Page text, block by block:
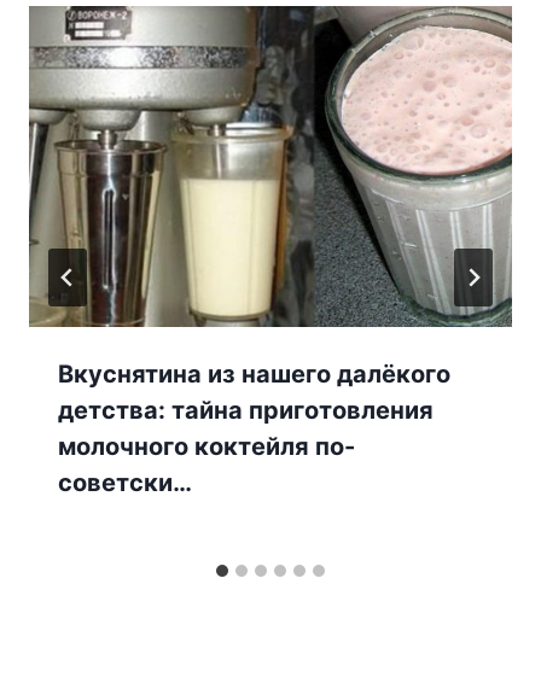
Вкуснятина из нашего далёкого
детства: тайна приготовления
молочного коктейля по-
советски…